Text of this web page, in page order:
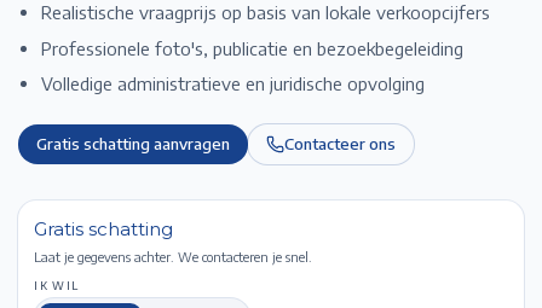
Realistische vraagprijs op basis van lokale verkoopcijfers
Professionele foto's, publicatie en bezoekbegeleiding
Volledige administratieve en juridische opvolging
Gratis schatting aanvragen Contacteer ons
Gratis schatting
Laat je gegevens achter. We contacteren je snel.
IK WIL